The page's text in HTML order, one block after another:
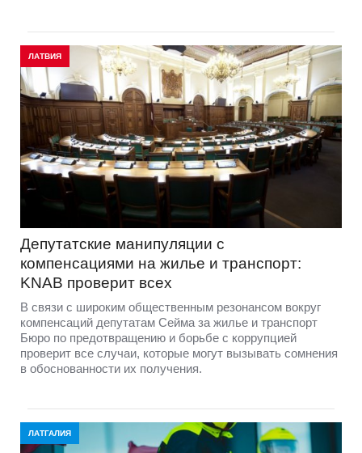
ЛАТВИЯ
Депутатские манипуляции с
компенсациями на жилье и транспорт:
KNAB проверит всех
В связи с широким общественным резонансом вокруг
компенсаций депутатам Сейма за жилье и транспорт
Бюро по предотвращению и борьбе с коррупцией
проверит все случаи, которые могут вызывать сомнения
в обоснованности их получения.
ЛАТГАЛИЯ